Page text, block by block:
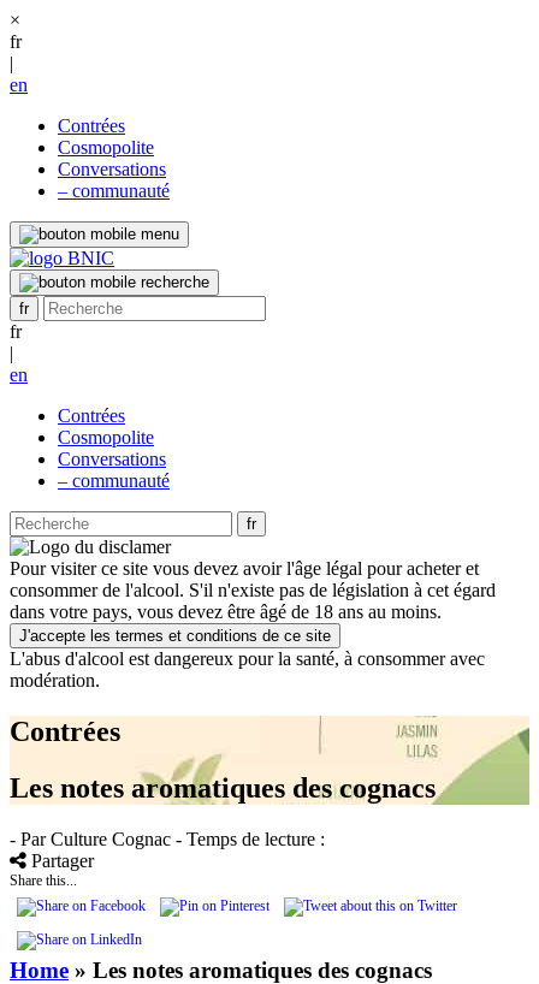
×
fr
|
en
Contrées
Cosmopolite
Conversations
– communauté
fr
|
en
Contrées
Cosmopolite
Conversations
– communauté
Pour visiter ce site vous devez avoir l'âge légal pour acheter et
consommer de l'alcool. S'il n'existe pas de législation à cet égard
dans votre pays, vous devez être âgé de 18 ans au moins.
J'accepte les termes et conditions de ce site
L'abus d'alcool est dangereux pour la santé, à consommer avec
modération.
Contrées
Les notes aromatiques des cognacs
- Par Culture Cognac - Temps de lecture :
Partager
Share this...
Home » Les notes aromatiques des cognacs